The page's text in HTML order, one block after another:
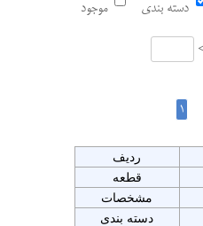
موجود دسته بندی
ردیف
قطعه
مشخصات
دسته بندی